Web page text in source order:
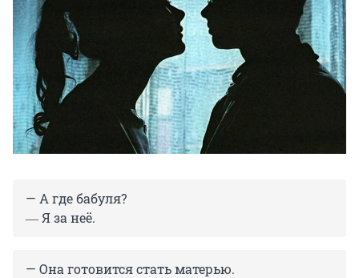
— А где бабуля?
― Я за неё.
— Она готовится стать матерью.